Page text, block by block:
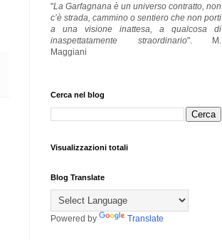
"La Garfagnana è un universo contratto, non
c’è strada, cammino o sentiero che non porti
a una visione inattesa, a qualcosa di
inaspettatamente straordinario". M.
Maggiani
Cerca nel blog
Visualizzazioni totali
Blog Translate
Powered by Translate